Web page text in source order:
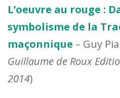
L’oeuvre au rouge :
symbolisme de la
maçonnique – Guy
Guillaume de Roux
2014)